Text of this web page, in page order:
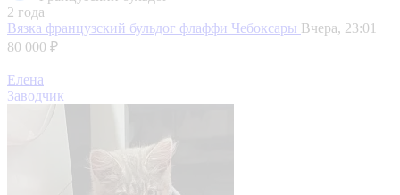
2 года
Вязка французский бульдог флаффи Чебоксары Вчера, 23:01
80 000 ₽
Елена
Заводчик